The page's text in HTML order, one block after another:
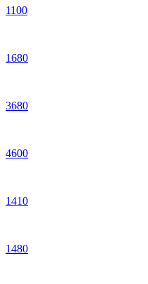
1100
1680
3680
4600
1410
1480